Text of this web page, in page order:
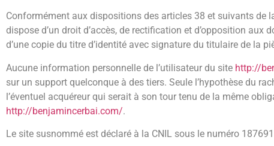
Conformément aux dispositions des articles 38 et suivants de
dispose d’un droit d’accès, de rectification et d’opposition
d’une copie du titre d’identité avec signature du titulaire de la
Aucune information personnelle de l’utilisateur du site http://
sur un support quelconque à des tiers. Seule l’hypothèse du
l’éventuel acquéreur qui serait à son tour tenu de la même
http://benjamincerbai.com/.
Le site susnommé est déclaré à la CNIL sous le numéro